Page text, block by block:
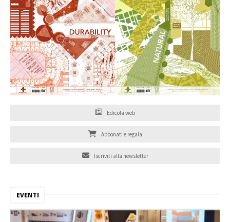
Edicola web
Abbonati e regala
Iscriviti alla newsletter
EVENTI